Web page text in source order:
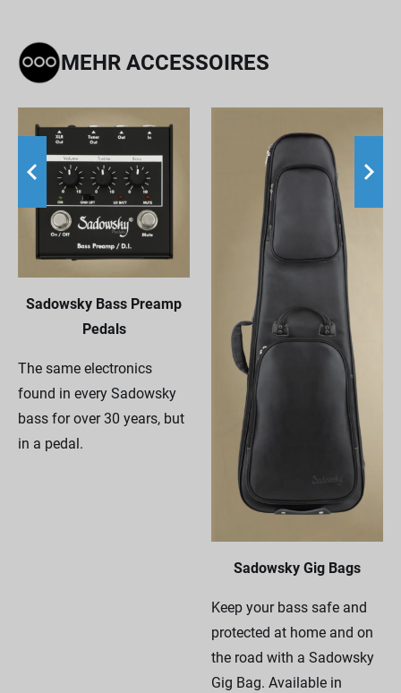
MEHR ACCESSOIRES
Sadowsky Bass Preamp
Pedals
The same electronics
found in every Sadowsky
bass for over 30 years, but
in a pedal.
Sadowsky Gig Bags
Keep your bass safe and
protected at home and on
the road with a Sadowsky
Gig Bag. Available in